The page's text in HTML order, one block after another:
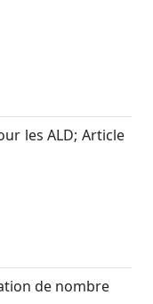
les ALD; Article
de nombre